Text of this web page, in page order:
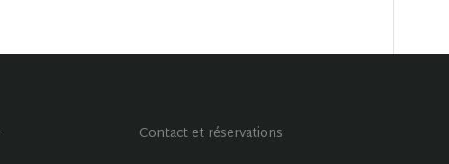
Contact et réservations